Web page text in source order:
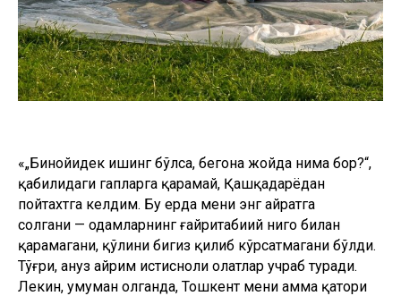
«„Бинойидек ишинг бўлса, бегона жойда нима бор?“,
қабилидаги гапларга қарамай, Қашқадарёдан
пойтахтга келдим. Бу ерда мени энг ҳайратга
солгани — одамларнинг ғайритабиий нигоҳ билан
қарамагани, қўлини бигиз қилиб кўрсатмагани бўлди.
Тўғри, ҳануз айрим истисноли ҳолатлар учраб туради.
Лекин, умуман олганда, Тошкент мени ҳамма қатори